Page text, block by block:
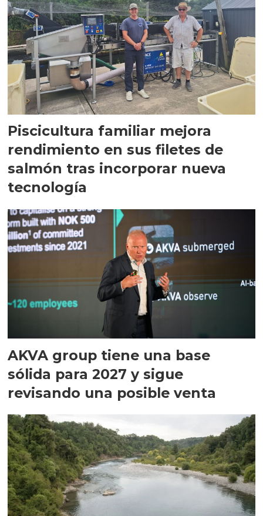
Piscicultura familiar mejora
rendimiento en sus filetes de
salmón tras incorporar nueva
tecnología
AKVA group tiene una base
sólida para 2027 y sigue
revisando una posible venta